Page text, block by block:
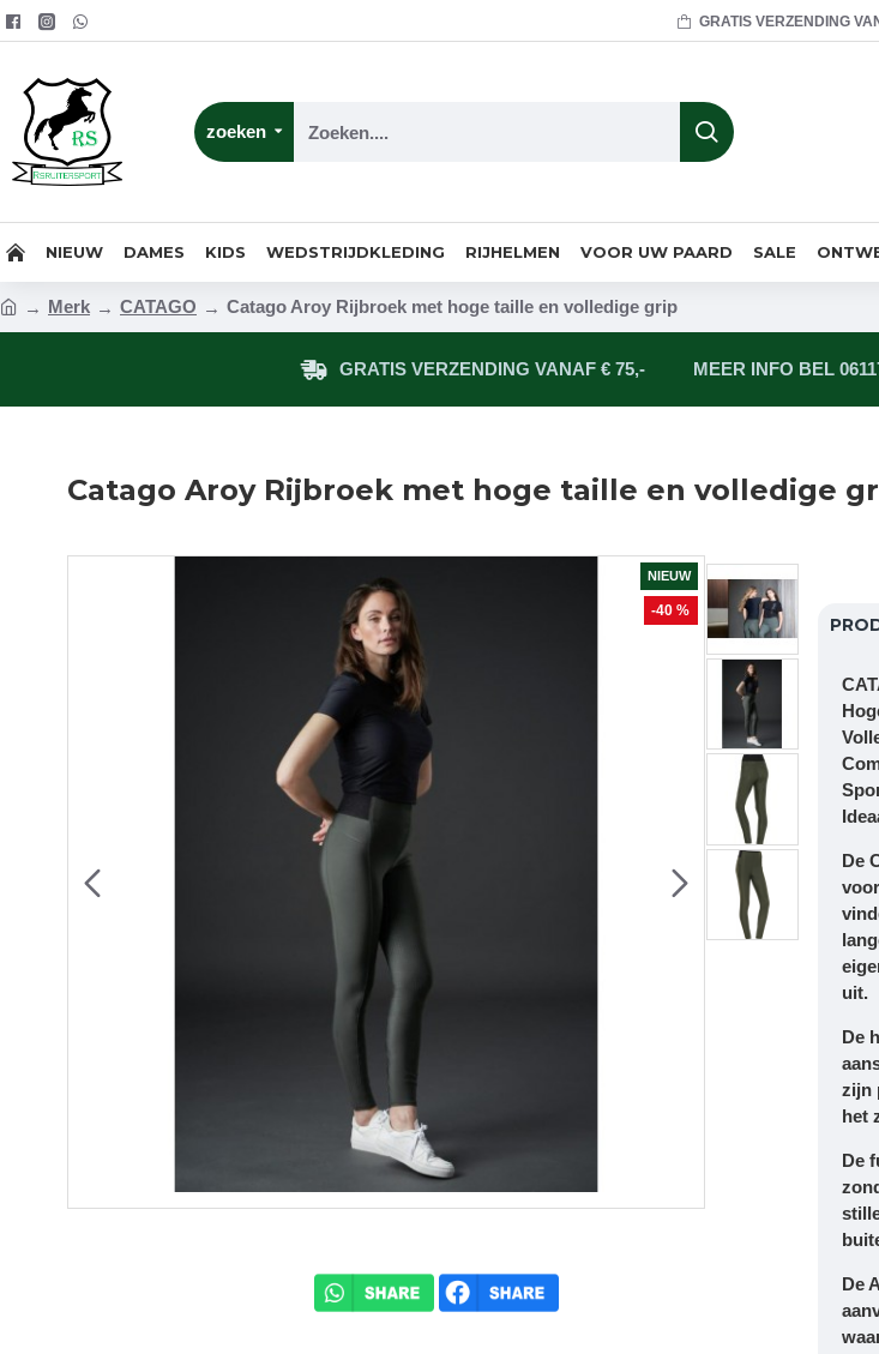
GRATIS VERZENDING
zoeken
NIEUW DAMES KIDS WEDSTRIJDKLEDING RIJHELMEN VOOR UW PAARD SALE
Merk CATAGO Catago Aroy Rijbroek met hoge taille en volledige grip
GRATIS VERZENDING VANAF € 75,- MEER INFO BEL
Catago Aroy Rijbroek met hoge taille en volledige
NIEUW
-40 %
De
uit.
De
zijn
het
De
De